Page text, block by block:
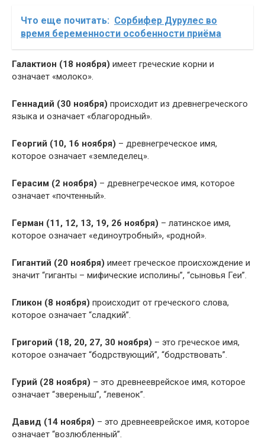
Что еще почитать: Сорбифер Дурулес во
время беременности особенности приёма
Галактион (18 ноября) имеет греческие корни и
означает «молоко».
Геннадий (30 ноября) происходит из древнегреческого
языка и означает «благородный».
Георгий (10, 16 ноября) – древнегреческое имя,
которое означает «земледелец».
Герасим (2 ноября) – древнегреческое имя, которое
означает «почтенный».
Герман (11, 12, 13, 19, 26 ноября) – латинское имя,
которое означает «единоутробный», «родной».
Гигантий (20 ноября) имеет греческое происхождение и
значит “гиганты – мифические исполины”, “сыновья Геи”.
Гликон (8 ноября) происходит от греческого слова,
которое означает “сладкий”.
Григорий (18, 20, 27, 30 ноября) – это греческое имя,
которое означает “бодрствующий”, “бодрствовать”.
Гурий (28 ноября) – это древнееврейское имя, которое
означает “звереныш”, “левенок”.
Давид (14 ноября) – это древнееврейское имя, которое
означает “возлюбленный”.